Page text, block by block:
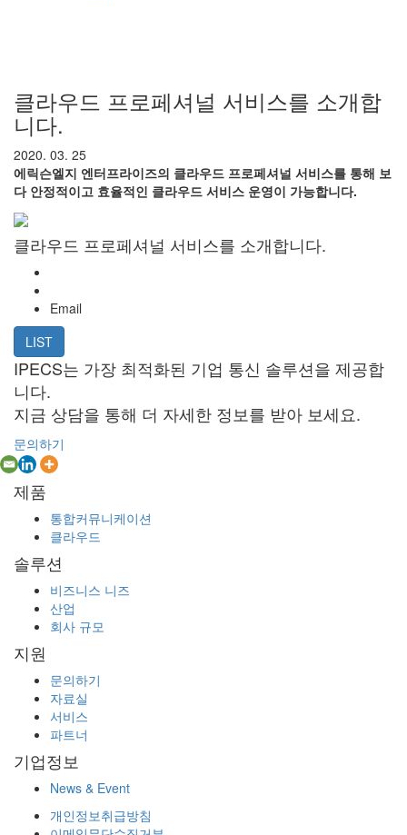
클라우드 프로페셔널 서비스를 소개합
니다.
2020. 03. 25
에릭슨엘지 엔터프라이즈의 클라우드 프로페셔널 서비스를 통해 보
다 안정적이고 효율적인 클라우드 서비스 운영이 가능합니다.
클라우드 프로페셔널 서비스를 소개합니다.
Email
LIST
IPECS는 가장 최적화된 기업 통신 솔루션을 제공합
니다.
지금 상담을 통해 더 자세한 정보를 받아 보세요.
문의하기
제품
통합커뮤니케이션
클라우드
솔루션
비즈니스 니즈
산업
회사 규모
지원
문의하기
자료실
서비스
파트너
기업정보
News & Event
개인정보취급방침